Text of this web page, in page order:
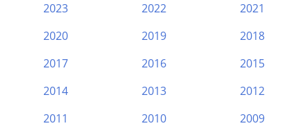
2023
2022
2021
2020
2019
2018
2017
2016
2015
2014
2013
2012
2011
2010
2009